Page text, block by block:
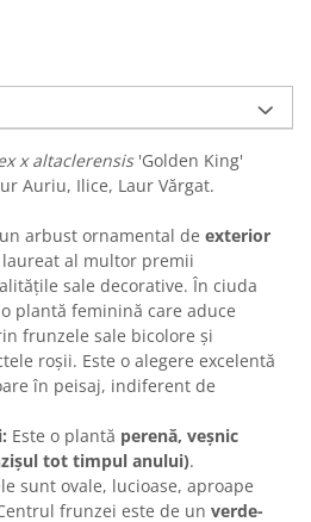
x altaclerensis'Golden King'
Auriu, Ilice, Laur Vărgat.
arbust ornamental de exterior
al multor premii
sale decorative. În ciuda
plantă feminină care aduce
frunzele sale bicolore și
roșii. Este o alegere excelentă
în peisaj, indiferent de
Este o plantă perenă, veșnic
tot timpul anului).
sunt ovale, lucioase, aproape
frunzei este de un verde-